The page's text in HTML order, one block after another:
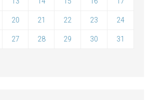
20 21 22 23 24
27 28 29 30 31